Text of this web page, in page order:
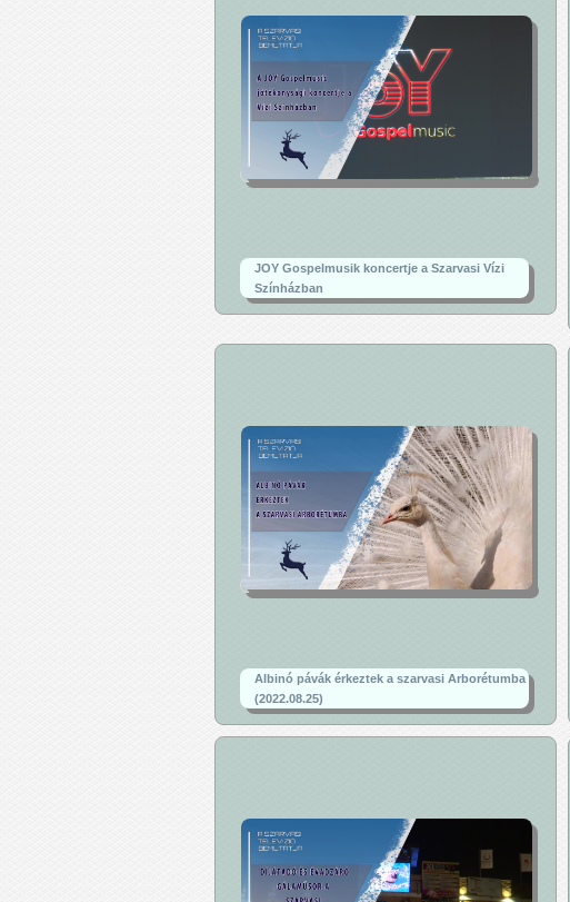
JOY Gospelmusik koncertje a Szarvasi Vízi
Színházban
Albinó pávák érkeztek a szarvasi Arborétumba
(2022.08.25)